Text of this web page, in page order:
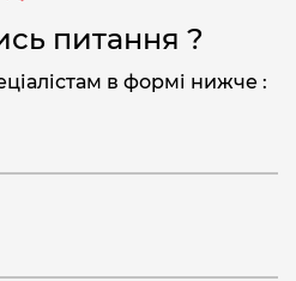
питання ?
в формі нижче :